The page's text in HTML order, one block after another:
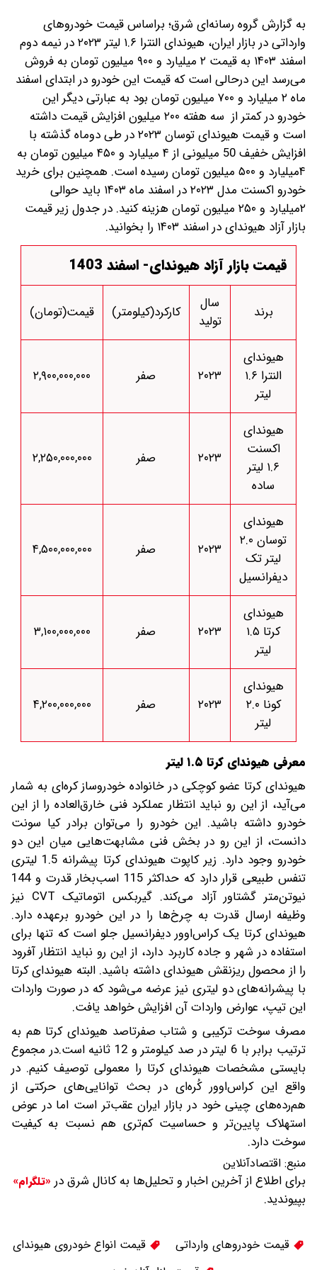
به گزارش گروه رسانه‌ای شرق؛ براساس قیمت خودروهای
وارداتی در بازار ایران، هیوندای النترا ۱.۶ لیتر ۲۰۲۳ در نیمه دوم
اسفند ۱۴۰۳ به قیمت ۲ میلیارد و ۹۰۰ میلیون تومان به فروش
می‌رسد این درحالی است که قیمت این خودرو در ابتدای اسفند
ماه ۲ میلیارد و ۷۰۰ میلیون تومان بود به عبارتی دیگر این
خودرو در کمتر از سه هفته ۲۰۰ میلیون افزایش قیمت داشته
است و قیمت هیوندای توسان ۲۰۲۳ در طی دوماه گذشته با
افزایش خفیف 50 میلیونی از ۴ میلیارد و ۴۵۰ میلیون تومان به
۴میلیارد و ۵۰۰ میلیون تومان رسیده است.
همچنین برای خرید
خودرو اکسنت مدل ۲۰۲۳ در اسفند ماه ۱۴۰۳ باید حوالی
۲میلیارد و ۲۵۰ میلیون تومان هزینه کنید. در جدول زیر قیمت
بازار آزاد هیوندای در اسفند ۱۴۰۳ را بخوانید.
قیمت بازار آزاد هیوندای- اسفند 1403
برند
سال
تولید
کارکرد(کیلومتر) قیمت(تومان)
هیوندای
النترا ۱.۶
لیتر
۲۰۲۳ صفر ۲,۹۰۰,۰۰۰,۰۰۰
هیوندای
اکسنت
۱.۶ لیتر
ساده
۲۰۲۳ صفر ۲,۲۵۰,۰۰۰,۰۰۰
هیوندای
توسان ۲.۰
لیتر تک
دیفرانسیل
۲۰۲۳ صفر ۴,۵۰۰,۰۰۰,۰۰۰
هیوندای
کرتا ۱.۵
لیتر
۲۰۲۳ صفر ۳,۱۰۰,۰۰۰,۰۰۰
هیوندای
کونا ۲.۰
لیتر
۲۰۲۳ صفر ۴,۲۰۰,۰۰۰,۰۰۰
معرفی هیوندای کرتا ۱.۵ لیتر
هیوندای کرتا عضو کوچکی در خانواده خودروساز کره‌ای به شمار
می‌آید، از این رو نباید انتظار عملکرد فنی خارق‌العاده را از این
خودرو داشته باشید. این خودرو را می‌توان برادر کیا سونت
دانست، از این رو در بخش فنی مشابهت‌هایی میان این دو
خودرو وجود دارد. زیر کاپوت هیوندای کرتا پیشرانه 1.5 لیتری
تنفس طبیعی قرار دارد که حداکثر 115 اسب‌بخار قدرت و 144
نیوتن‌متر گشتاور آزاد می‌کند. گیربکس اتوماتیک CVT‌ نیز
وظیفه ارسال قدرت به چرخ‌ها را در این خودرو برعهده دارد.
هیوندای کرتا یک کراس‌اوور دیفرانسیل جلو است که تنها برای
استفاده در شهر و جاده کاربرد دارد، از این رو نباید انتظار آفرود
را از محصول ریزنقش هیوندای داشته باشید. البته هیوندای کرتا
با پیشرانه‌های دو لیتری نیز عرضه می‌شود که در صورت واردات
این تیپ، عوارض واردات آن افزایش خواهد یافت.
مصرف سوخت ترکیبی و شتاب صفرتاصد هیوندای کرتا هم به
ترتیب برابر با 6 لیتر در صد کیلومتر و 12 ثانیه است.در مجموع
بایستی مشخصات هیوندای کرتا را معمولی توصیف کنیم. در
واقع این کراس‌اوور کُره‌ای در بحث توانایی‌های حرکتی از
هم‌رده‌های چینی خود در بازار ایران عقب‌تر است اما در عوض
استهلاک پایین‌تر و حساسیت کم‌تری هم نسبت به کیفیت
سوخت دارد.
منبع: اقتصادآنلاین
برای اطلاع از آخرین اخبار و تحلیل‌ها به کانال شرق در «تلگرام»
بپیوندید.
قیمت خودروهای وارداتی
قیمت انواع خودروی هیوندای